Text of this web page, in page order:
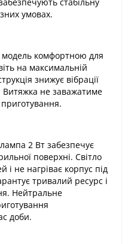
умовах.
модель комфортною для
на максимальній
знижує вібрації
Витяжка не заважатиме
2 Вт забезпечує
поверхні. Світло
не нагріває корпус під
тривалий ресурс і
Нейтральне
доби.